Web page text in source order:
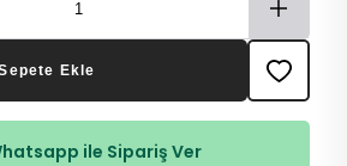
Ekle
ile Sipariş Ver